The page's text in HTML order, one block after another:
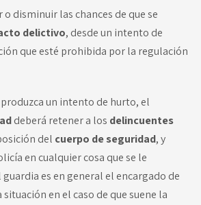
disminuir las chances de que se
delictivo, desde un intento de
que esté prohibida por la regulación
produzca un intento de hurto, el
deberá retener a los delincuentes
del cuerpo de seguridad, y
en cualquier cosa que se le
es en general el encargado de
en el caso de que suene la